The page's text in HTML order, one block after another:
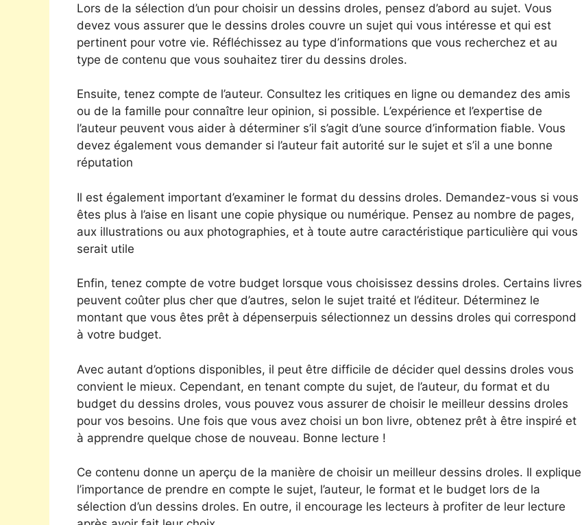
Lors de la sélection d’un pour choisir un dessins droles, pensez d’abord au sujet. Vous
devez vous assurer que le dessins droles couvre un sujet qui vous intéresse et qui est
pertinent pour votre vie. Réfléchissez au type d’informations que vous recherchez et au
type de contenu que vous souhaitez tirer du dessins droles.
Ensuite, tenez compte de l’auteur. Consultez les critiques en ligne ou demandez des amis
ou de la famille pour connaître leur opinion, si possible. L’expérience et l’expertise de
l’auteur peuvent vous aider à déterminer s’il s’agit d’une source d’information fiable. Vous
devez également vous demander si l’auteur fait autorité sur le sujet et s’il a une bonne
réputation
Il est également important d’examiner le format du dessins droles. Demandez-vous si vous
êtes plus à l’aise en lisant une copie physique ou numérique. Pensez au nombre de pages,
aux illustrations ou aux photographies, et à toute autre caractéristique particulière qui vous
serait utile
Enfin, tenez compte de votre budget lorsque vous choisissez dessins droles. Certains livres
peuvent coûter plus cher que d’autres, selon le sujet traité et l’éditeur. Déterminez le
montant que vous êtes prêt à dépenserpuis sélectionnez un dessins droles qui correspond
à votre budget.
Avec autant d’options disponibles, il peut être difficile de décider quel dessins droles vous
convient le mieux. Cependant, en tenant compte du sujet, de l’auteur, du format et du
budget du dessins droles, vous pouvez vous assurer de choisir le meilleur dessins droles
pour vos besoins. Une fois que vous avez choisi un bon livre, obtenez prêt à être inspiré et
à apprendre quelque chose de nouveau. Bonne lecture !
Ce contenu donne un aperçu de la manière de choisir un meilleur dessins droles. Il explique
l’importance de prendre en compte le sujet, l’auteur, le format et le budget lors de la
sélection d’un dessins droles. En outre, il encourage les lecteurs à profiter de leur lecture